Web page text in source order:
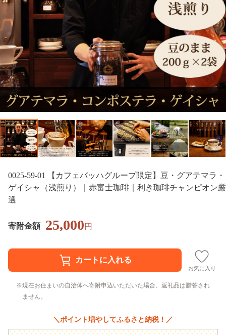
0025-59-01 【カフェバッハグループ限定】豆・グアテマラ・
ゲイシャ（浅煎り）｜赤富士珈琲｜利き珈琲チャンピオン厳
選
寄附金額 25,000円
お気に入り
現在お住まいの自治体へ寄附申込いただいた場合、返礼品は贈答され
ません。
＼ポイント増やしてふるさと納税！／